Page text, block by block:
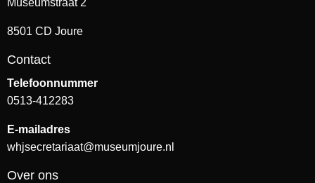
8501 CD Joure
Contact
Telefoonnummer
0513-412283
E-mailadres
whjsecretariaat@museumjoure.nl
Over ons